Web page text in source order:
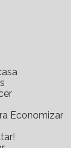
Economizar